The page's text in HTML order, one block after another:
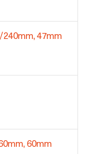
47mm
60mm